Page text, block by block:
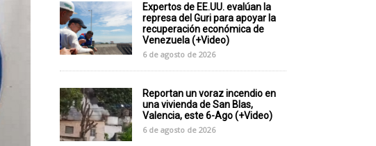
Expertos de EE.UU. evalúan la
represa del Guri para apoyar la
recuperación económica de
Venezuela (+Video)
6 de agosto de 2026
Reportan un voraz incendio en
una vivienda de San Blas,
Valencia, este 6-Ago (+Video)
6 de agosto de 2026